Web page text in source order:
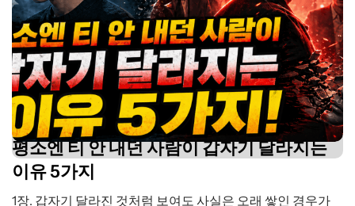
평소엔 티 안 내던 사람이 갑자기 달라지는
이유 5가지
1장. 갑자기 달라진 것처럼 보여도 사실은 오래 쌓인 경우가